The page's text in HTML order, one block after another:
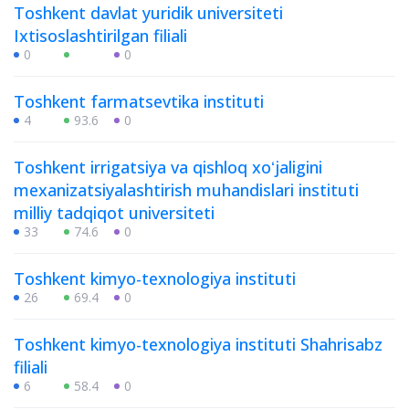
Toshkent davlat yuridik universiteti
Ixtisoslashtirilgan filiali
0 0
Toshkent farmatsevtika instituti
4 93.6 0
Toshkent irrigatsiya va qishloq xoʻjaligini
mexanizatsiyalashtirish muhandislari instituti
milliy tadqiqot universiteti
33 74.6 0
Toshkent kimyo-texnologiya instituti
26 69.4 0
Toshkent kimyo-texnologiya instituti Shahrisabz
filiali
6 58.4 0